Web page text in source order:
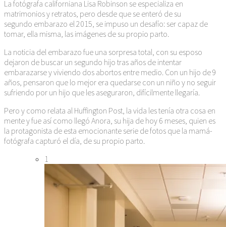
La fotógrafa californiana Lisa Robinson se especializa en
matrimonios y retratos, pero desde que se enteró de su
segundo embarazo el 2015, se impuso un desafío: ser capaz de
tomar, ella misma, las imágenes de su propio parto.
La noticia del embarazo fue una sorpresa total, con su esposo
dejaron de buscar un segundo hijo tras años de intentar
embarazarse y viviendo dos abortos entre medio. Con un hijo de 9
años, pensaron que lo mejor era quedarse con un niño y no seguir
sufriendo por un hijo que les aseguraron, difícilmente llegaría.
Pero y como relata al Huffington Post, la vida les tenía otra cosa en
mente y fue así como llegó Anora, su hija de hoy 6 meses, quien es
la protagonista de esta emocionante serie de fotos que la mamá-
fotógrafa capturó el día, de su propio parto.
1